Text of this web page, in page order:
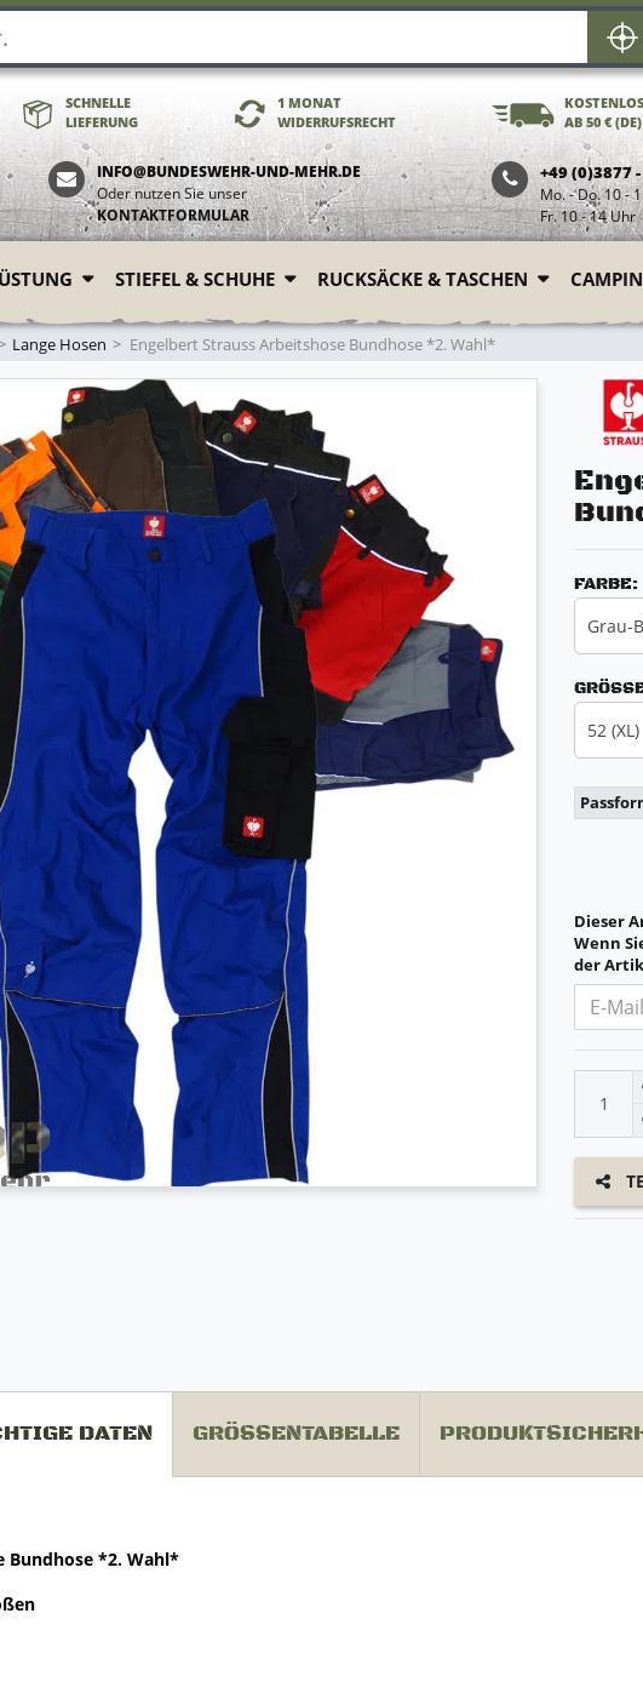
SCHNELLE
LIEFERUNG
1 MONAT
WIDERRUFSRECHT
AB 50 € (DE)
INFO@BUNDESWEHR-UND-MEHR.DE
Oder nutzen Sie unser
KONTAKTFORMULAR
+49 (0)3877
Mo. - Do. 10 -
Fr. 10 - 14 Uhr
STIEFEL & SCHUHE RUCKSÄCKE & TASCHEN
Lange Hosen Engelbert Strauss Arbeitshose Bundhose *2. Wahl*
FARBE:
Grau-
52 (XL)
Dieser
Wenn
der
DATEN GRÖSSENTABELLE
Bundhose *2. Wahl*